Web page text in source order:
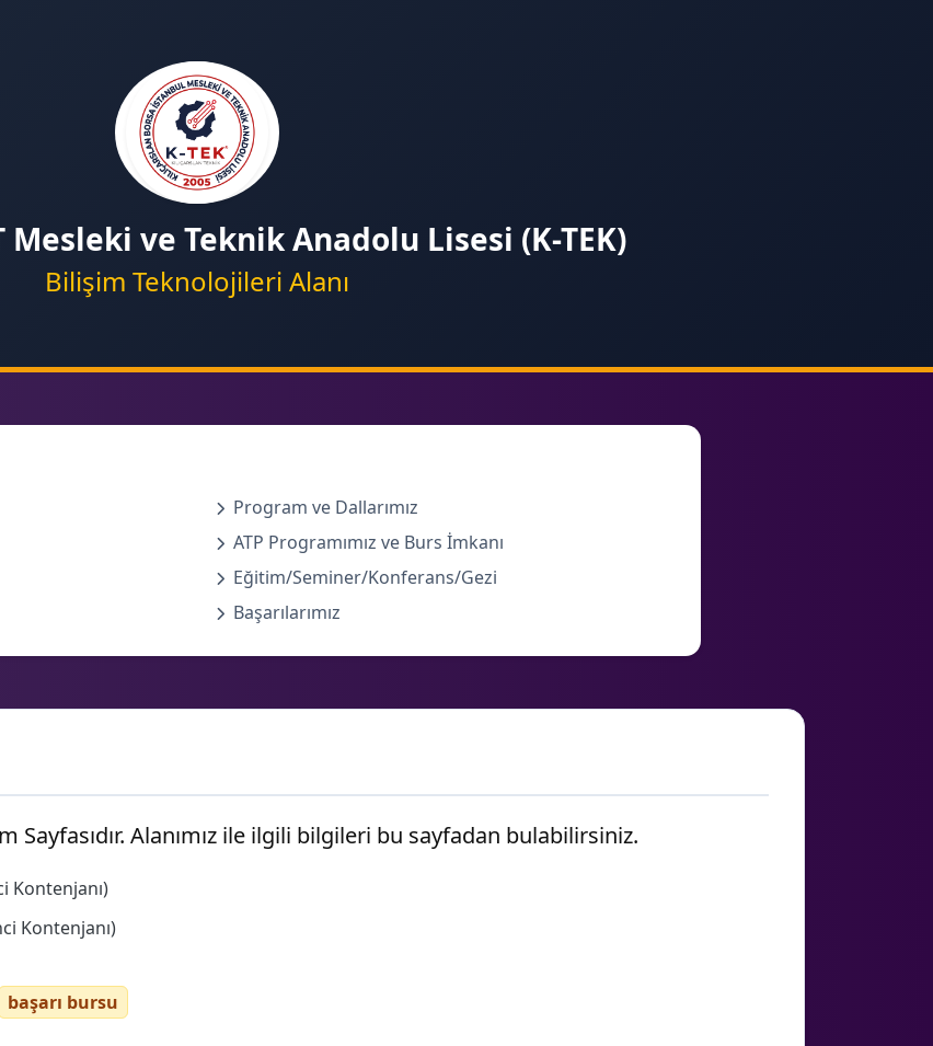
Mesleki ve Teknik Anadolu Lisesi (K-TEK)
Bilişim Teknolojileri Alanı
Program ve Dallarımız
ATP Programımız ve Burs İmkanı
Eğitim/Seminer/Konferans/Gezi
Başarılarımız
Sayfasıdır. Alanımız ile ilgili bilgileri bu sayfadan bulabilirsiniz.
Kontenjanı)
Kontenjanı)
başarı bursu